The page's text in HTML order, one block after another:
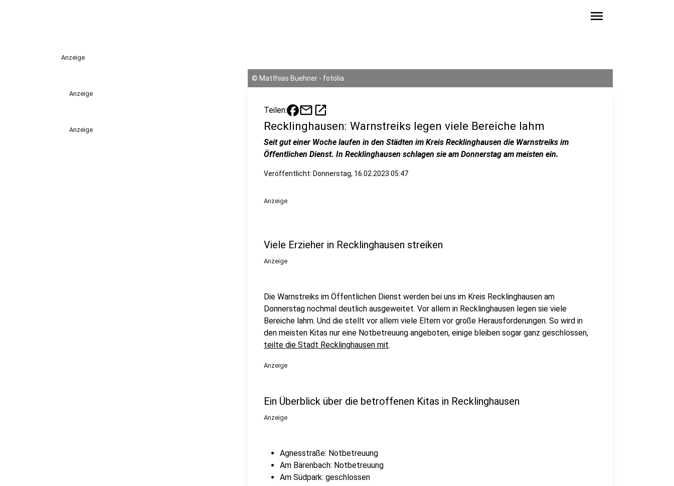
menu
Anzeige
Anzeige
Anzeige
© Matthias Buehner - fotolia
Teilen: mailopen_in_new
Recklinghausen: Warnstreiks legen viele Bereiche lahm
Seit gut einer Woche laufen in den Städten im Kreis Recklinghausen die Warnstreiks im
Öffentlichen Dienst. In Recklinghausen schlagen sie am Donnerstag am meisten ein.
Veröffentlicht: Donnerstag, 16.02.2023 05:47
Anzeige
Viele Erzieher in Recklinghausen streiken
Anzeige
Die Warnstreiks im Öffentlichen Dienst werden bei uns im Kreis Recklinghausen am
Donnerstag nochmal deutlich ausgeweitet. Vor allem in Recklinghausen legen sie viele
Bereiche lahm. Und die stellt vor allem viele Eltern vor große Herausforderungen. So wird in
den meisten Kitas nur eine Notbetreuung angeboten, einige bleiben sogar ganz geschlossen,
teilte die Stadt Recklinghausen mit.
Anzeige
Ein Überblick über die betroffenen Kitas in Recklinghausen
Anzeige
Agnesstraße: Notbetreuung
Am Bärenbach: Notbetreuung
Am Südpark: geschlossen